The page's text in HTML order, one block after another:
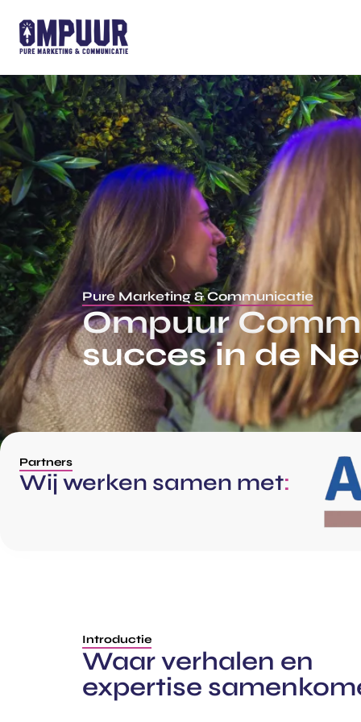
Pure Marketing & Communicatie
Ompuur
succes in de
Partners
Wij werken samen met:
Introductie
Waar verhalen en
expertise